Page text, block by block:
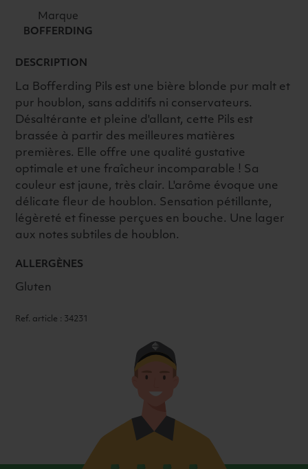
Marque
BOFFERDING
DESCRIPTION
La Bofferding Pils est une bière blonde pur malt et
pur houblon, sans additifs ni conservateurs.
Désaltérante et pleine d'allant, cette Pils est
brassée à partir des meilleures matières
premières. Elle offre une qualité gustative
optimale et une fraîcheur incomparable ! Sa
couleur est jaune, très clair. L'arôme évoque une
délicate fleur de houblon. Sensation pétillante,
légèreté et finesse perçues en bouche. Une lager
aux notes subtiles de houblon.
ALLERGÈNES
Gluten
Ref. article : 34231